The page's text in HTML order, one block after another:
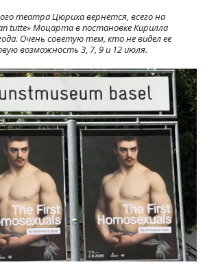
театра Цюриха вернется, всего на
tutte» Моцарта в постановке Кирилла
Очень советую тем, кто не видел ее
возможность 3, 7, 9 и 12 июля.